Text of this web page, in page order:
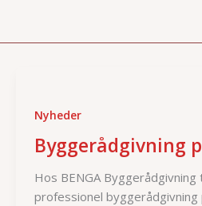
Nyheder
Byggerådgivning
Hos BENGA Byggerådgivning
professionel byggerådgivning